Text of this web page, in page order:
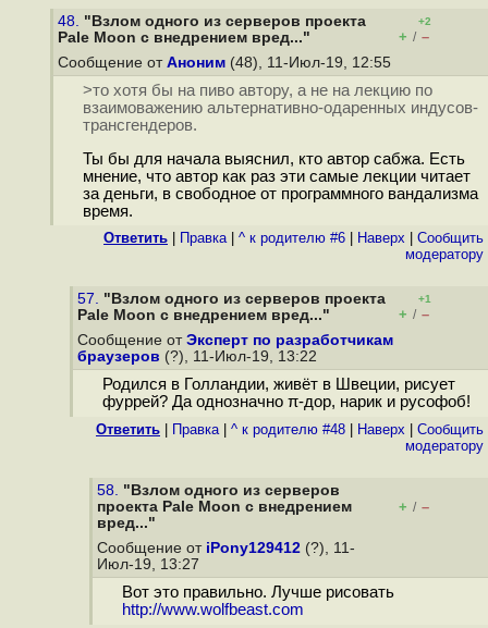
48. "Взлом одного из серверов проекта
Pale Moon с внедрением вред..."
+2
+ / –
Сообщение от Аноним (48), 11-Июл-19, 12:55
>то хотя бы на пиво автору, а не на лекцию по
взаимоважению альтернативно-одаренных индусов-
трансгендеров.
Ты бы для начала выяснил, кто автор сабжа. Есть
мнение, что автор как раз эти самые лекции читает
за деньги, в свободное от программного вандализма
время.
Ответить Правка| ^ к родителю #6 Наверх
Cообщить
модератору
57. "Взлом одного из серверов проекта
Pale Moon с внедрением вред..."
+1
+ / –
Сообщение от Эксперт по разработчикам
браузеров (?), 11-Июл-19, 13:22
Родился в Голландии, живёт в Швеции, рисует
фуррей? Да однозначно π-дор, нарик и русофоб!
Ответить Правка| ^ к родителю #48 Наверх
Cообщить
модератору
58. "Взлом одного из серверов
проекта Pale Moon с внедрением
вред..."
+ / –
Сообщение от iPony129412 (?), 11-
Июл-19, 13:27
Вот это правильно. Лучше рисовать
http://www.wolfbeast.com